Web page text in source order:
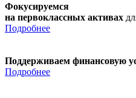
Фокусируемся
на первоклассных активах
Подробнее
Поддерживаем финансовую
Подробнее